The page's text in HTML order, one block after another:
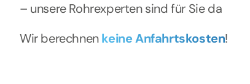
– unsere Rohrexperten sind für Sie da
Wir berechnenkeine Anfahrtskosten!